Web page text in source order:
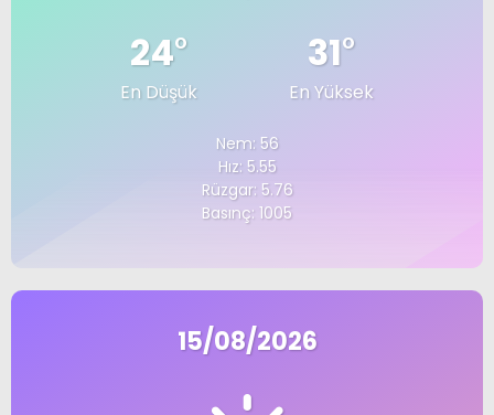
24°
En Düşük
31°
En Yüksek
Nem: 56
Hız: 5.55
Rüzgar: 5.76
Basınç: 1005
15/08/2026